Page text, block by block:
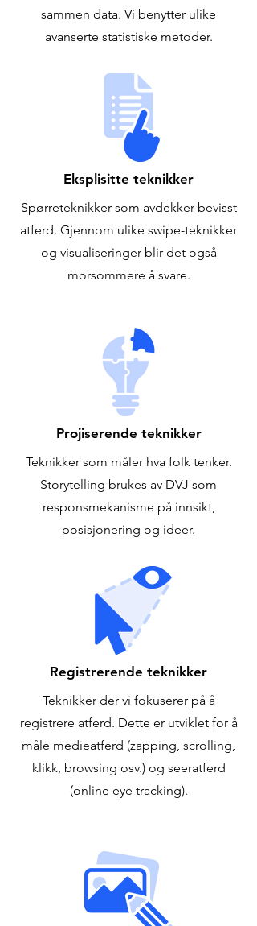
sammen data. Vi benytter ulike
avanserte statistiske metoder.
Eksplisitte teknikker
Spørreteknikker som avdekker bevisst
atferd. Gjennom ulike swipe-teknikker
og visualiseringer blir det også
morsommere å svare.
Projiserende teknikker
Teknikker som måler hva folk tenker.
Storytelling brukes av DVJ som
responsmekanisme på innsikt,
posisjonering og ideer.
Registrerende teknikker
Teknikker der vi fokuserer på å
registrere atferd. Dette er utviklet for å
måle medieatferd (zapping, scrolling,
klikk, browsing osv.) og seeratferd
(online eye tracking).